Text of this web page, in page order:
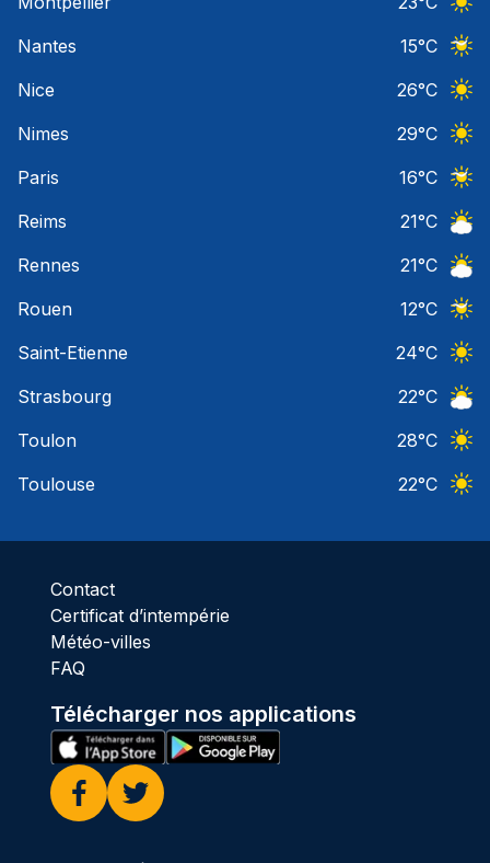
Nantes
15°C
Nice
26°C
Nimes
29°C
Paris
16°C
Reims
21°C
Rennes
21°C
Rouen
12°C
Saint-Etienne
24°C
Strasbourg
22°C
Toulon
28°C
Toulouse
22°C
Contact
Certificat d’intempérie
Météo-villes
FAQ
Télécharger nos applications
Facebook
Twitter